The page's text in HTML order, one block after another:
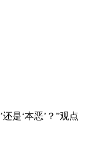
是‘本恶’？”观点